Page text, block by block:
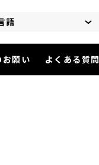
語
お願い よくある質問
演『人魚姫裁判』